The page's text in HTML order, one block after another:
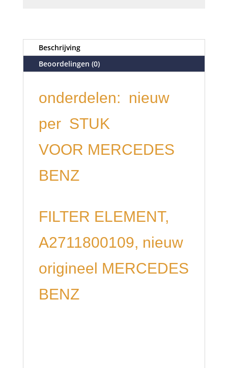
Beschrijving
Beoordelingen (0)
onderdelen: nieuw
per STUK
VOOR MERCEDES
BENZ
FILTER ELEMENT,
A2711800109, nieuw
origineel MERCEDES
BENZ